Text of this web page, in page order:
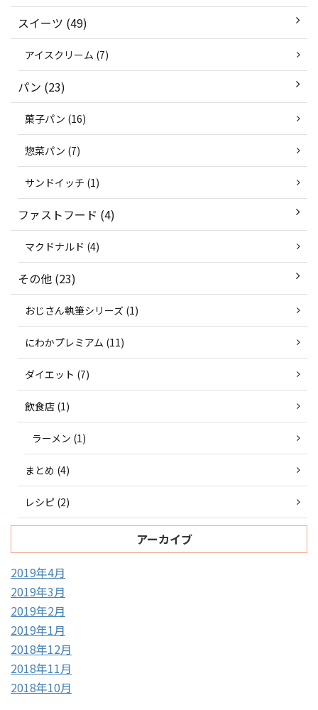
スイーツ (49)
アイスクリーム (7)
パン (23)
菓子パン (16)
惣菜パン (7)
サンドイッチ (1)
ファストフード (4)
マクドナルド (4)
その他 (23)
おじさん執筆シリーズ (1)
にわかプレミアム (11)
ダイエット (7)
飲食店 (1)
ラーメン (1)
まとめ (4)
レシピ (2)
アーカイブ
2019年4月
2019年3月
2019年2月
2019年1月
2018年12月
2018年11月
2018年10月